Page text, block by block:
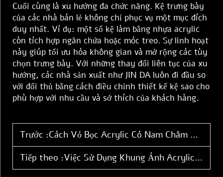
Cuối cùng là xu hướng đa chức năng. Kệ trưng bày
của các nhà bán lẻ không chỉ phục vụ một mục đích
duy nhất. Ví dụ: một số kệ làm bằng nhựa acrylic
còn tích hợp ngăn chứa hoặc móc treo. Sự linh hoạt
này giúp tối ưu hóa không gian và mở rộng các tùy
chọn trưng bày. Với những thay đổi liên tục của xu
hướng, các nhà sản xuất như JIN DA luôn đi đầu so
với đối thủ bằng cách điều chỉnh thiết kế kệ sao cho
phù hợp với nhu cầu và sở thích của khách hàng.
Trước :Cách Vỏ Bọc Acrylic Có Nam Châm Cải Thiện Độ Hiển Thị Sản Phẩm
Tiếp theo :Việc Sử Dụng Khung Ảnh Acrylic trong Việc Trưng Bày tại Các Cửa Hàng Thiệp